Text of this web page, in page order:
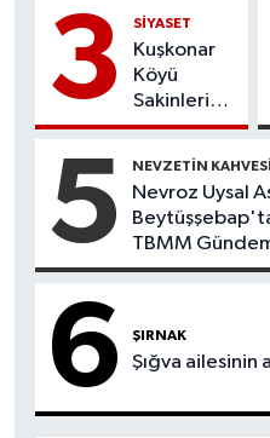
statüsüne
yükseltildi
3 SİYASET
Kuşkonar
Köyü
Sakinleri
Doğdukları
Dönmek
İstiyor
5 NEVZETİN
Nevroz Uysal
TBMM
6 ŞIRNAK
Şığva ailesinin